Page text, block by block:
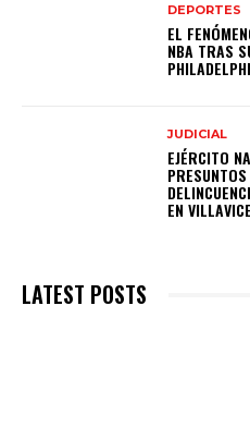
DEPORTES
EL
NBA TRAS
JUDICIAL
EJÉRCITO
EN
LATEST POSTS